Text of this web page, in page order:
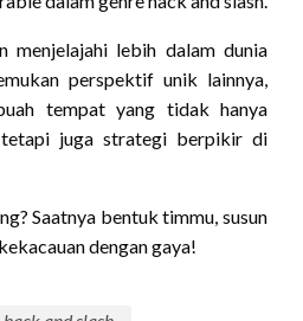
menjelajahi lebih dalam dunia
perspektif unik lainnya,
tempat yang tidak hanya
tetapi juga strategi berpikir di
Saatnya bentuk timmu, susun
dengan gaya!